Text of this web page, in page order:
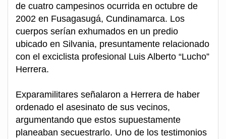
de cuatro campesinos ocurrida en octubre de
2002 en Fusagasugá, Cundinamarca. Los
cuerpos serían exhumados en un predio
ubicado en Silvania, presuntamente relacionado
con el exciclista profesional Luis Alberto “Lucho”
Herrera.
Exparamilitares señalaron a Herrera de haber
ordenado el asesinato de sus vecinos,
argumentando que estos supuestamente
planeaban secuestrarlo. Uno de los testimonios